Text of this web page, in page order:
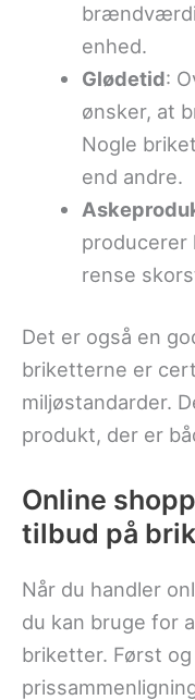
brændværdi
enhed.
Glødetid:
ønsker, at
Nogle
end andre.
producerer
rense
Det er også en
briketterne er
miljøstandarder.
produkt, der er
Online
tilbud på
Når du handler
du kan bruge for
briketter. Først